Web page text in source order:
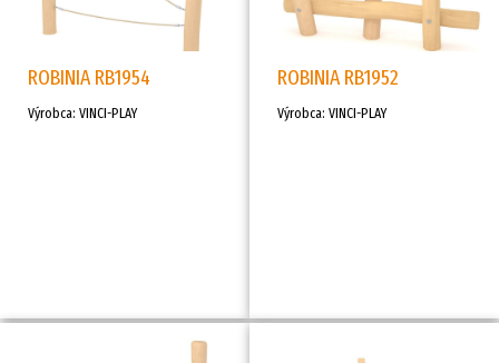
ROBINIA RB1954
Výrobca: VINCI-PLAY
ROBINIA RB1952
Výrobca: VINCI-PLAY